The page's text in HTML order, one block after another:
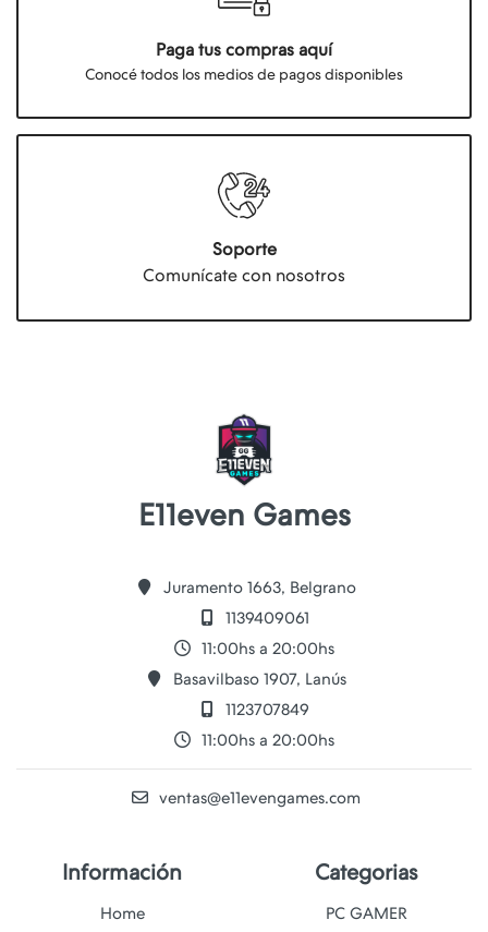
Paga tus compras aquí
Conocé todos los medios de pagos disponibles
Soporte
Comunícate con nosotros
E11even Games
Juramento 1663, Belgrano
1139409061
11:00hs a 20:00hs
Basavilbaso 1907, Lanús
1123707849
11:00hs a 20:00hs
ventas@e11evengames.com
Información
Home
Categorias
PC GAMER